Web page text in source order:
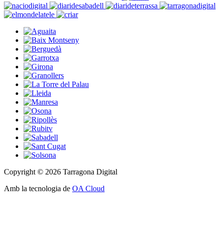
Copyright © 2026 Tarragona Digital
Amb la tecnologia de OA Cloud